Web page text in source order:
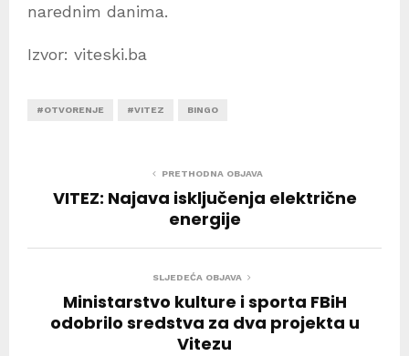
narednim danima.
Izvor: viteski.ba
#OTVORENJE #VITEZ BINGO
PRETHODNA OBJAVA
VITEZ: Najava isključenja električne
energije
SLJEDEĆA OBJAVA
Ministarstvo kulture i sporta FBiH
odobrilo sredstva za dva projekta u
Vitezu